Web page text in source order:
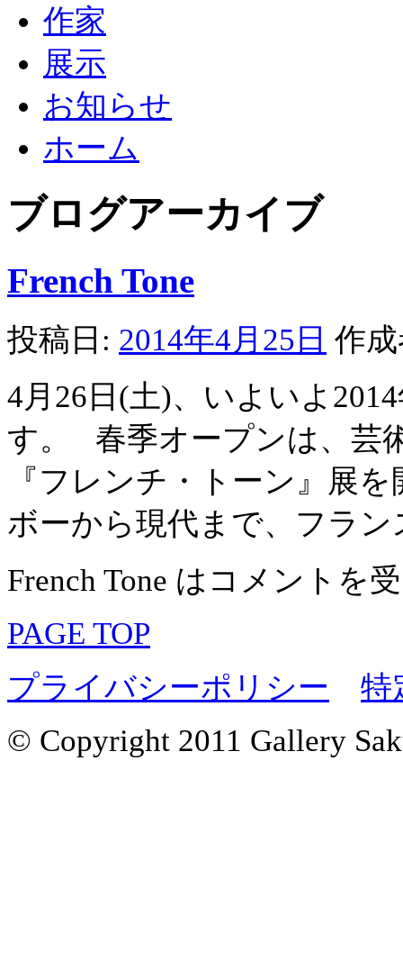
作家
展示
お知らせ
ホーム
ブログアーカイブ
French Tone
投稿日: 2014年4月25日 作
4月26日(土)、いよいよ
す。 春季オープンは、芸
『フレンチ・トーン』展
ボーから現代まで、フラ
French Tone は コメントを
PAGE TOP
プライバシーポリシー
特
© Copyright 2011 Gallery